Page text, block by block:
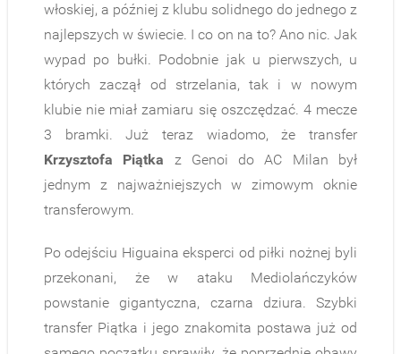
włoskiej, a później z klubu solidnego do jednego z
najlepszych w świecie. I co on na to? Ano nic. Jak
wypad po bułki. Podobnie jak u pierwszych, u
których zaczął od strzelania, tak i w nowym
klubie nie miał zamiaru się oszczędzać. 4 mecze
3 bramki. Już teraz wiadomo, że transfer
Krzysztofa Piątka z Genoi do AC Milan był
jednym z najważniejszych w zimowym oknie
transferowym.
Po odejściu Higuaina eksperci od piłki nożnej byli
przekonani, że w ataku Mediolańczyków
powstanie gigantyczna, czarna dziura. Szybki
transfer Piątka i jego znakomita postawa już od